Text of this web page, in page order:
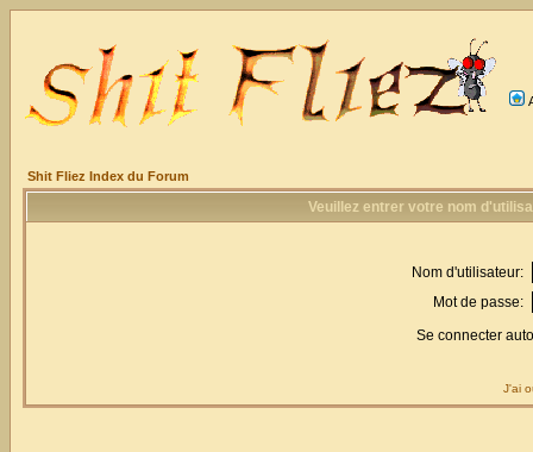
Shit Fliez Index du Forum
Veuillez entrer votre nom
Nom d'utilisateur:
Mot de passe:
Se connecter
J'ai